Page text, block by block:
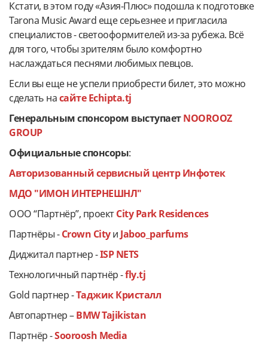
Кстати, в этом году «Азия-Плюс» подошла к подготовке
Tarona Music Award еще серьезнее и пригласила
специалистов - светооформителей из-за рубежа. Всё
для того, чтобы зрителям было комфортно
наслаждаться песнями любимых певцов.
Если вы еще не успели приобрести билет, это можно
сделать насайте Echipta.tj
Генеральным спонсором выступает NOOROOZ
GROUP
Официальные спонсоры:
Авторизованный сервисный центр Инфотек
МДО "ИМОН ИНТЕРНЕШНЛ"
ООО “Партнёр”, проектCity Park Residenсes
Партнёры -Crown Cityи Jaboo_parfums
Диджитал партнер -ISP NETS
Технологичный партнёр -fly.tj
Gold партнер -Таджик Кристалл
Автопартнер –BMW Tajikistan
Партнёр -Sooroosh Media